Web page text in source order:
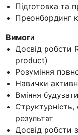
Підготовка та
Преонбординг
Вимоги
Досвід роботи
product)
Розуміння
Навички
Вміння
Структурність,
результат
Досвід роботи